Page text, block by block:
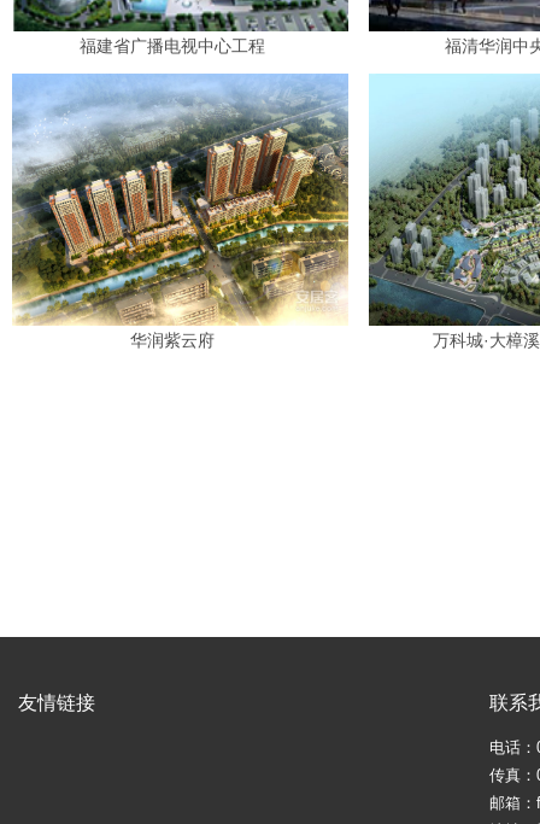
福建省广播电视中心工程 福清华润
华润紫云府 万科城·大樟
友情链接 联系
电话：
传真：
邮箱